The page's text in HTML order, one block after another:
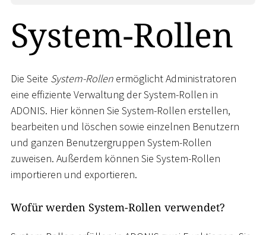
System-Rollen
Die Seite System-Rollen ermöglicht Administratoren
eine effiziente Verwaltung der System-Rollen in
ADONIS. Hier können Sie System-Rollen erstellen,
bearbeiten und löschen sowie einzelnen Benutzern
und ganzen Benutzergruppen System-Rollen
zuweisen. Außerdem können Sie System-Rollen
importieren und exportieren.
Wofür werden System-Rollen verwendet?